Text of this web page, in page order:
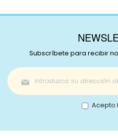
Subscríbete para recibir
Inscríbase
a
nuestro
boletín
de
Acepto